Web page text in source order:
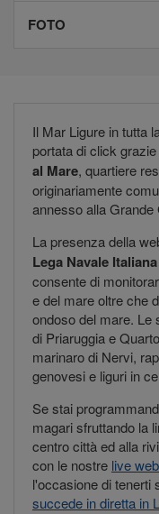
FOTO
Il Mar Ligure in tutta
portata di click
al Mare, quartiere
originariamente
annesso alla Grande
La presenza della
Lega Navale Italiana
consente di
e del mare oltre che
ondoso del mare. Le
di Priaruggia e
marinaro di Nervi,
genovesi e liguri in
Se stai
magari sfruttando la
centro città ed alla
con le nostre live
l'occasione di tenerti
succede in diretta in